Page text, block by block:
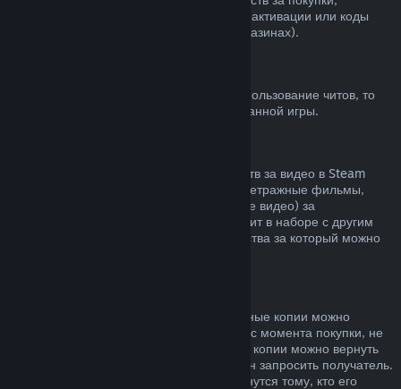
сделанные вне Steam (например, ключи активации или коды
кошелька Steam, купленные в других магазинах).
Если вы получили блокировку VAC за использование читов, то
вы теряете право на возврат заблокированной игры.
Мы не можем предложить возврат средств за видео в Steam
(например, полнометражные и короткометражные фильмы,
сериалы, их эпизоды, а также обучающие видео) за
исключением случаев, когда видео состоит в наборе с другим
контентом, не являющимся видео, средства за который можно
Средства за неактивированные подарочные копии можно
вернуть по обычным правилам (14 дней с момента покупки, не
больше 2 часов в игре). Активированные копии можно вернуть
по таким же условиям, но возврат должен запросить получатель.
Средства, потраченные на подарок, вернутся тому, кто его